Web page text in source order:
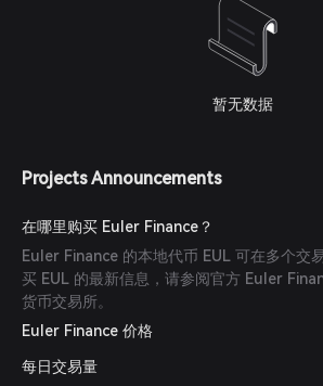
暂无数据
Projects Announcements
在哪里购买 Euler Finance？
Euler Finance 的本地代币 EUL 可在多个交
买 EUL 的最新信息，请参阅官方 Euler
货币交易所。
Euler Finance 价格
每日交易量